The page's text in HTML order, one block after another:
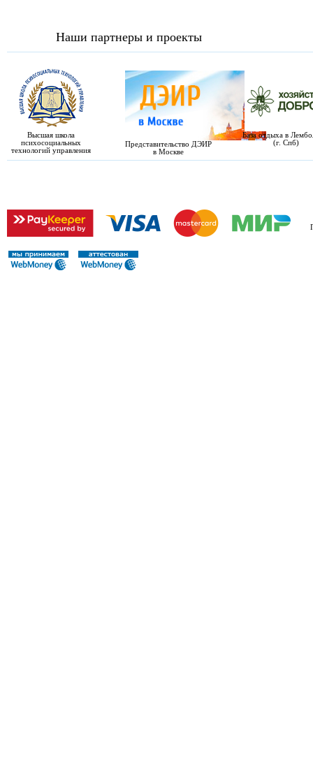
Наши партнеры и проекты
Высшая школа
психосоциальных
технологий управления
Представительство ДЭИР
в Москве
База отдыха в
(г. Спб)